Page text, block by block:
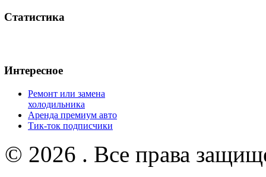
Статистика
Интересное
Ремонт или замена
холодильника
Аренда премиум авто
Тик-ток подписчики
© 2026 . Все права